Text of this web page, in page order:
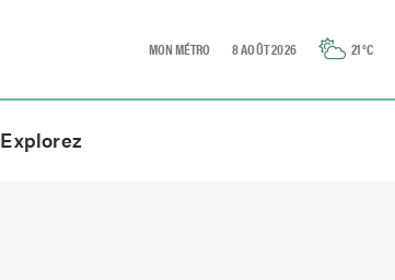
MON MÉTRO 8 AOÛT 2026 21°C
Explorez